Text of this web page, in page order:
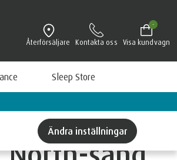
Återförsäljare Kontakta oss Visa kundvagn
-
Sleep Store
Ändra inställningar